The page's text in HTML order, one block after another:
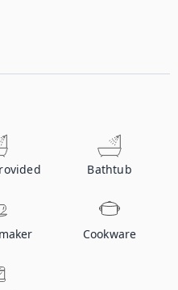
Bathtub
Cookware